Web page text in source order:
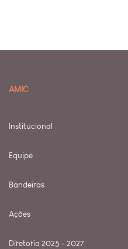
AMIC
Institucional
Equipe
Bandeiras
Ações
Diretoria 2025 - 2027